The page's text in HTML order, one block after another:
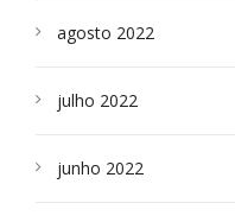
agosto 2022
julho 2022
junho 2022